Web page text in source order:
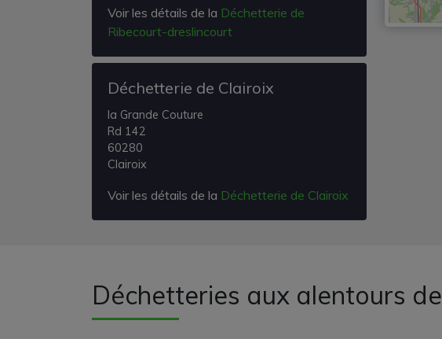
Voir les détails de la Déchetterie de
Ribecourt-dreslincourt
Déchetterie de Clairoix
la Grande Couture
Rd 142
60280
Clairoix
Voir les détails de la Déchetterie de Clairoix
Déchetteries aux alentours